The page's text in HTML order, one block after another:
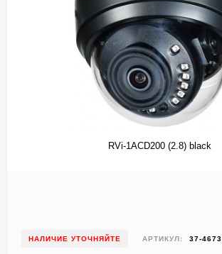
RVi-1ACD200 (2.8) black
НАЛИЧИЕ УТОЧНЯЙТЕ АРТИКУЛ: 37-4673